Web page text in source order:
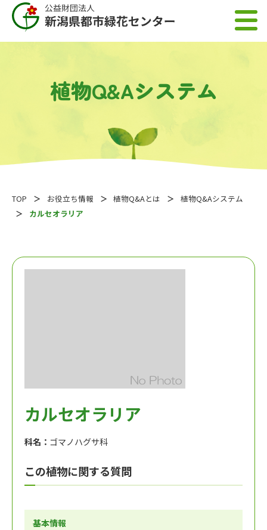
植物Q&Aシステム
TOP お役立ち情報 植物Q&Aとは
植物Q&Aシステム
カルセオラリア
カルセオラリア
科名： ゴマノハグサ科
この植物に関する質問
基本情報